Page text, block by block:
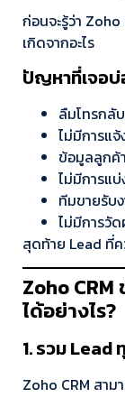
ก่อนจะรู้ว่า
เกิดจากอะไร
ปัญหาที่เจอ
ลืมโทรกลั
ไม่มีการแ
ข้อมูลลูกค้
ไม่มีการแ
ทีมขายรับ
ไม่มีการวั
สุดท้าย Lead ที่
Zoho
ได้อย่างไร?
1. รวม Lead
Zoho CRM สา